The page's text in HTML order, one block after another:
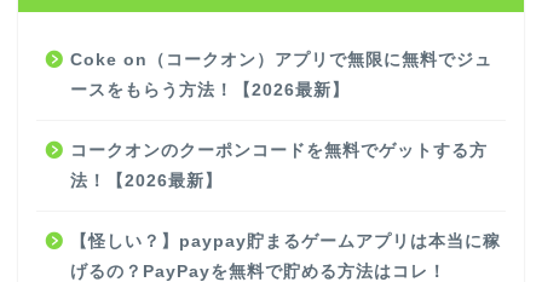
Coke on（コークオン）アプリで無限に無料でジュ
ースをもらう方法！【2026最新】
コークオンのクーポンコードを無料でゲットする方
法！【2026最新】
【怪しい？】paypay貯まるゲームアプリは本当に稼
げるの？PayPayを無料で貯める方法はコレ！